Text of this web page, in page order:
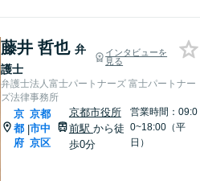
藤井 哲也 弁
護士
インタビューを
見る
弁護士法人富士パートナーズ 富士パートナー
ズ法律事務所
京
都
府
|
京都
市中
京区
京都市役所
前駅 から徒
歩0分
営業時間：09:0
0~18:00（平
日）